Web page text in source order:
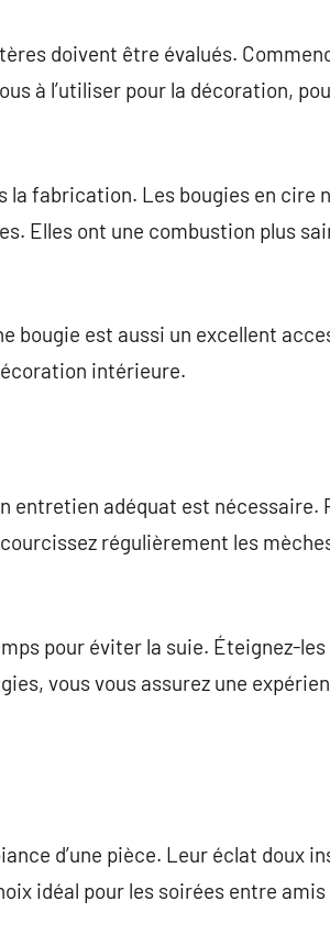
doivent être évalués.
à l’utiliser pour la décoration,
fabrication. Les bougies en cire
Elles ont une combustion plus
bougie est aussi un excellent
intérieure.
entretien adéquat est nécessaire.
régulièrement les
pour éviter la suie. Éteignez-
vous vous assurez une
d’une pièce. Leur éclat doux
idéal pour les soirées entre amis